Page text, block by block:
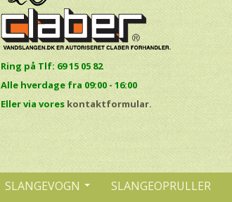
Ring på Tlf: 69 15 05 82
Alle hverdage fra 09:00 - 16:00
Eller via vores kontaktformular.
SLANGEVOGN SLANGEOPRULLER